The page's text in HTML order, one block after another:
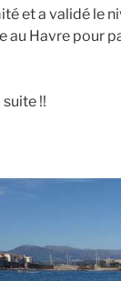
et a validé le
Havre pour
!!